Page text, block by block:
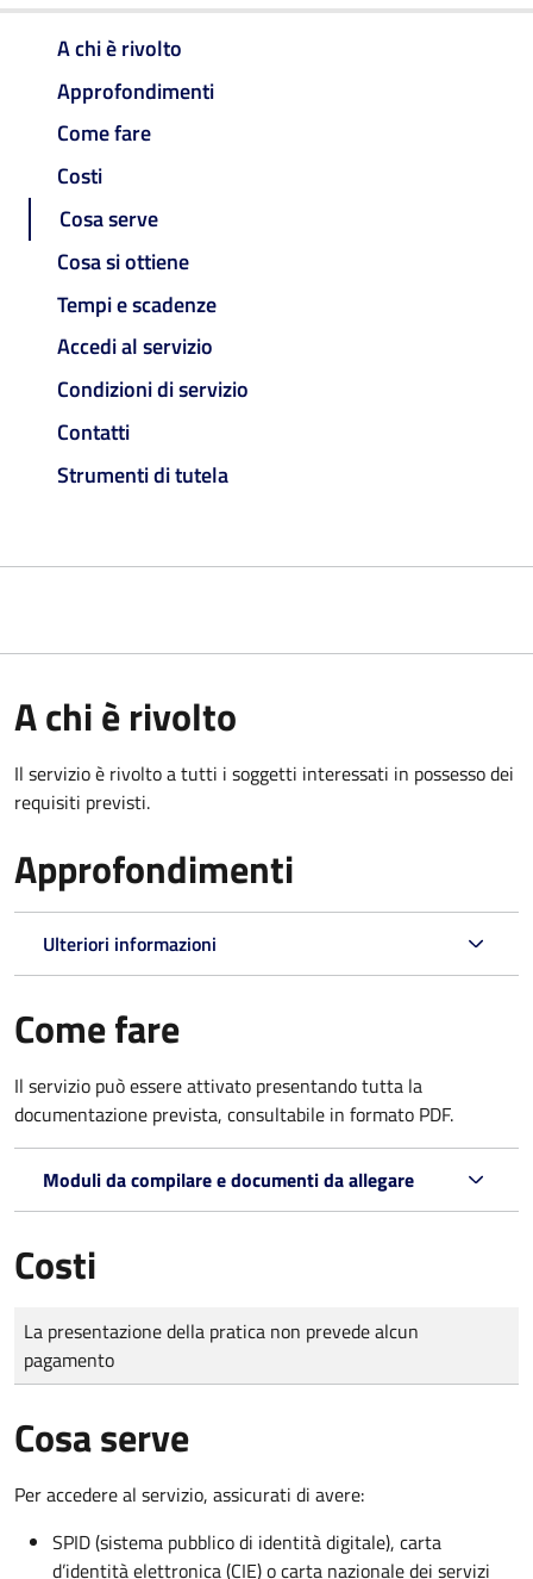
A chi è rivolto
Approfondimenti
Come fare
Costi
Cosa serve
Cosa si ottiene
Tempi e scadenze
Accedi al servizio
Condizioni di servizio
Contatti
Strumenti di tutela
A chi è rivolto
Il servizio è rivolto a tutti i soggetti interessati in possesso dei
requisiti previsti.
Approfondimenti
Ulteriori informazioni
Come fare
Il servizio può essere attivato presentando tutta la
documentazione prevista, consultabile in formato PDF.
Moduli da compilare e documenti da allegare
Costi
Tipo di pagamento
Importo
La presentazione della pratica non prevede alcun
pagamento
Cosa serve
Per accedere al servizio, assicurati di avere:
SPID (sistema pubblico di identità digitale), carta
d’identità elettronica (CIE) o carta nazionale dei servizi